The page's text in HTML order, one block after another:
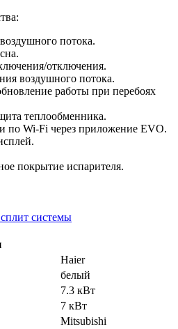
потока.
отключения.
воздушного потока.
работы при перебоях
теплообменника.
по Wi-Fi через приложение EVO.
покрытие испарителя.
системы
Haier
белый
7.3 кВт
7 кВт
Mitsubishi